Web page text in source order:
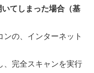
てしまった場合（基
ンの、インターネット
、完全スキャンを実行